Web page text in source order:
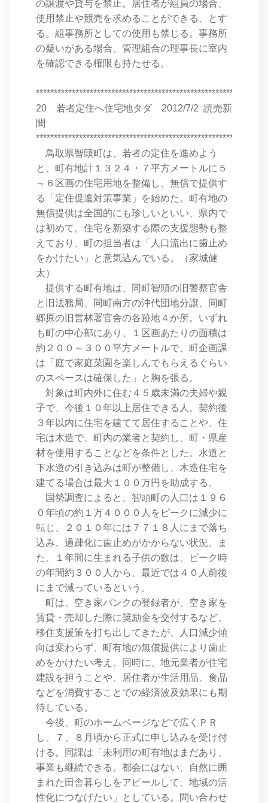
の譲渡や貸与を禁止。居住者が組員の場合、
使用禁止や競売を求めることができる、とす
る。組事務所としての使用も禁じる。事務所
の疑いがある場合、管理組合の理事長に室内
を確認できる権限も持たせる。
20 若者定住へ住宅地タダ 2012/7/2 読売新
聞
鳥取県智頭町は、若者の定住を進めよう
と、町有地計１３２４・７平方メートルに５
～６区画の住宅用地を整備し、無償で提供す
る「定住促進対策事業」を始めた。町有地の
無償提供は全国的にも珍しいといい、県内で
は初めて。住宅を新築する際の支援態勢も整
えており、町の担当者は「人口流出に歯止め
をかけたい」と意気込んでいる。（家城健
太）
提供する町有地は、同町智頭の旧警察官舎
と旧法務局、同町南方の沖代団地分譲、同町
郷原の旧営林署官舎の各跡地４か所。いずれ
も町の中心部にあり、１区画あたりの面積は
約２００～３００平方メートルで、町企画課
は「庭で家庭菜園を楽しんでもらえるぐらい
のスペースは確保した」と胸を張る。
対象は町内外に住む４５歳未満の夫婦や親
子で、今後１０年以上居住できる人。契約後
３年以内に住宅を建てて居住することや、住
宅は木造で、町内の業者と契約し、町・県産
材を使用することなどを条件とした。水道と
下水道の引き込みは町が整備し、木造住宅を
建てる場合は最大１００万円を助成する。
国勢調査によると、智頭町の人口は１９６
０年頃の約１万４０００人をピークに減少に
転じ、２０１０年には７７１８人にまで落ち
込み、過疎化に歯止めがかからない状況。ま
た、１年間に生まれる子供の数は、ピーク時
の年間約３００人から、最近では４０人前後
にまで減っているという。
町は、空き家バンクの登録者が、空き家を
賃貸・売却した際に奨励金を交付するなど、
移住支援策を打ち出してきたが、人口減少傾
向は変わらず、町有地の無償提供により歯止
めをかけたい考え。同時に、地元業者が住宅
建設を担うことや、居住者が生活用品、食品
などを消費することでの経済波及効果にも期
待している。
今後、町のホームページなどで広くＰＲ
し、７、８月頃から正式に申し込みを受け付
ける。同課は「未利用の町有地はまだあり、
事業も継続できる。都会にはない、自然に囲
まれた田舎暮らしをアピールして、地域の活
性化につなげたい」としている。問い合わせ